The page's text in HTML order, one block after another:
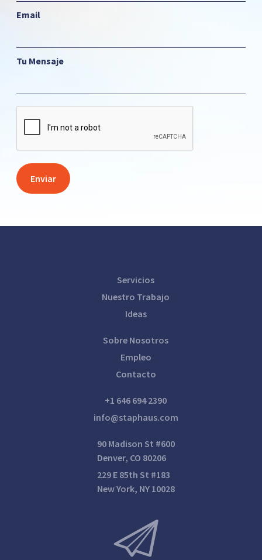
Email
Tu Mensaje
Servicios
Nuestro Trabajo
Ideas
Sobre Nosotros
Empleo
Contacto
90 Madison St #600
Denver, CO 80206
229 E 85th St #183
New York, NY 10028
+1 646 694 2390
info@staphaus.com